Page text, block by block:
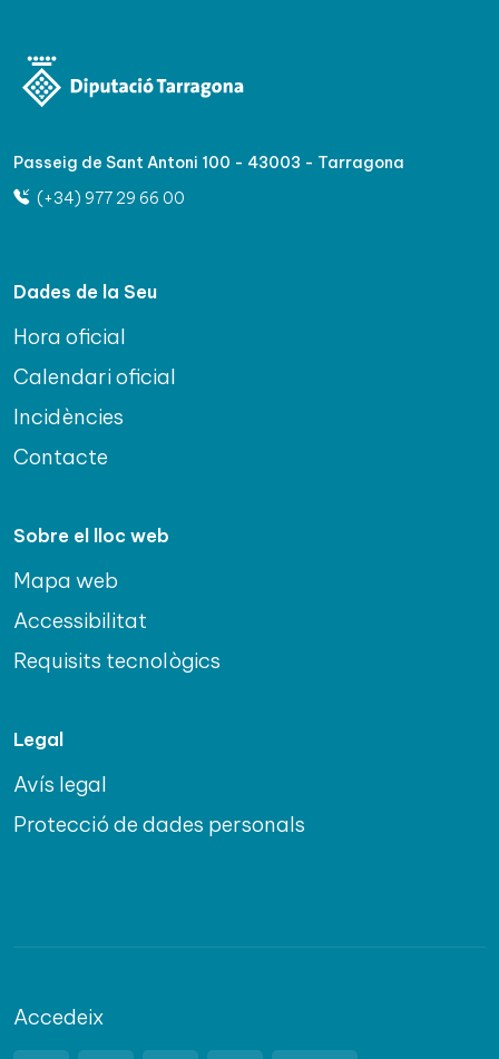
Passeig de Sant Antoni 100 - 43003 - Tarragona
(+34) 977 29 66 00
Dades de la Seu
Hora oficial
Calendari oficial
Incidències
Contacte
Sobre el lloc web
Mapa web
Accessibilitat
Requisits tecnològics
Legal
Avís legal
Protecció de dades personals
Accedeix